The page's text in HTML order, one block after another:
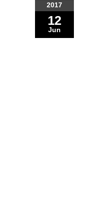
2017
12
Jun